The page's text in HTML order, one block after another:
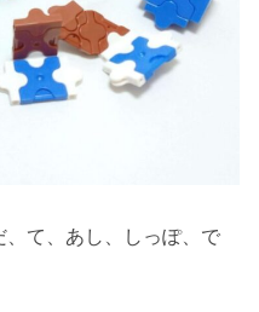
て、あし、しっぽ、で